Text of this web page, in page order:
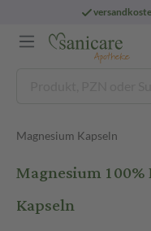
Magnesium Kapseln
Magnesium
Kapseln